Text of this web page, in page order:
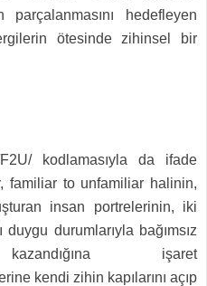
hedefleyen
ötesinde zihinsel bir
kodlamasıyla da ifade
familiar to unfamiliar halinin,
insan portrelerinin, iki
durumlarıyla bağımsız
işaret
kendi zihin kapılarını açıp